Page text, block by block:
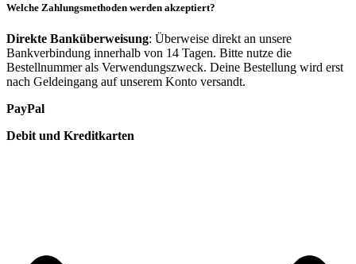
Welche Zahlungsmethoden werden akzeptiert?
Direkte Banküberweisung: Überweise direkt an unsere
Bankverbindung innerhalb von 14 Tagen. Bitte nutze die
Bestellnummer als Verwendungszweck. Deine Bestellung wird erst
nach Geldeingang auf unserem Konto versandt.
PayPal
Debit und Kreditkarten